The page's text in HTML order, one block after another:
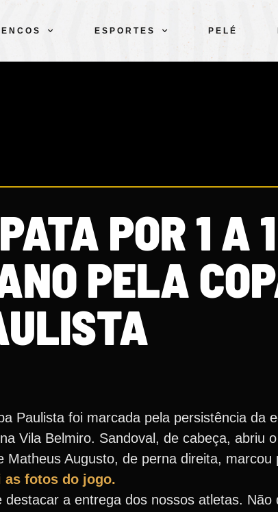
ESPORTES PELÉ
POR 1 A
PELA
Paulista foi marcada pela persistência da
Vila Belmiro. Sandoval, de cabeça, abriu
Augusto, de perna direita, marcou
as fotos do jogo.
a entrega dos nossos atletas. Não